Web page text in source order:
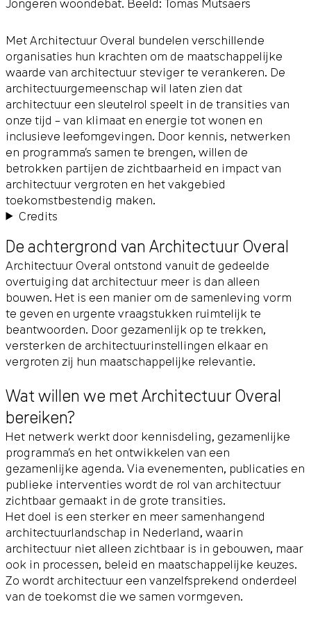
Met Architectuur Overal bundelen verschillende
organisaties hun krachten om de maatschappelijke
waarde van architectuur steviger te verankeren. De
architectuurgemeenschap wil laten zien dat
architectuur een sleutelrol speelt in de transities van
onze tijd – van klimaat en energie tot wonen en
inclusieve leefomgevingen. Door kennis, netwerken
en programma’s samen te brengen, willen de
betrokken partijen de zichtbaarheid en impact van
architectuur vergroten en het vakgebied
toekomstbestendig maken.
Credits
De achtergrond van Architectuur Overal
Architectuur Overal ontstond vanuit de gedeelde
overtuiging dat architectuur meer is dan alleen
bouwen. Het is een manier om de samenleving vorm
te geven en urgente vraagstukken ruimtelijk te
beantwoorden. Door gezamenlijk op te trekken,
versterken de architectuurinstellingen elkaar en
vergroten zij hun maatschappelijke relevantie.
Wat willen we met Architectuur Overal
bereiken?
Het netwerk werkt door kennisdeling, gezamenlijke
programma’s en het ontwikkelen van een
gezamenlijke agenda. Via evenementen, publicaties en
publieke interventies wordt de rol van architectuur
zichtbaar gemaakt in de grote transities.
Het doel is een sterker en meer samenhangend
architectuurlandschap in Nederland, waarin
architectuur niet alleen zichtbaar is in gebouwen, maar
ook in processen, beleid en maatschappelijke keuzes.
Zo wordt architectuur een vanzelfsprekend onderdeel
van de toekomst die we samen vormgeven.